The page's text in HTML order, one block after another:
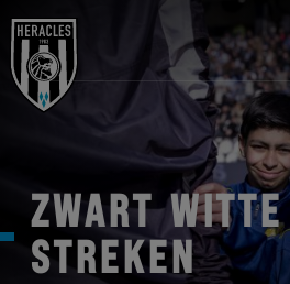
ZWART WITTE
STREKEN